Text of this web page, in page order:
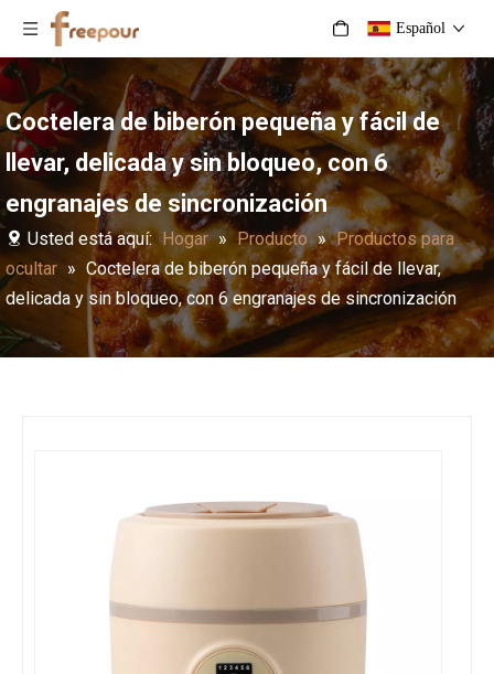
Español
Coctelera de biberón pequeña y fácil de
llevar, delicada y sin bloqueo, con 6
engranajes de sincronización
Usted está aquí: Hogar » Producto » Productos para
ocultar » Coctelera de biberón pequeña y fácil de llevar,
delicada y sin bloqueo, con 6 engranajes de sincronización